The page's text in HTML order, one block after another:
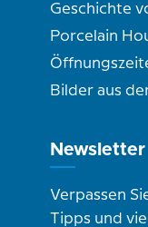
Geschichte
Porcelain
Bilder aus
Newsletter
Verpassen
Tipps und